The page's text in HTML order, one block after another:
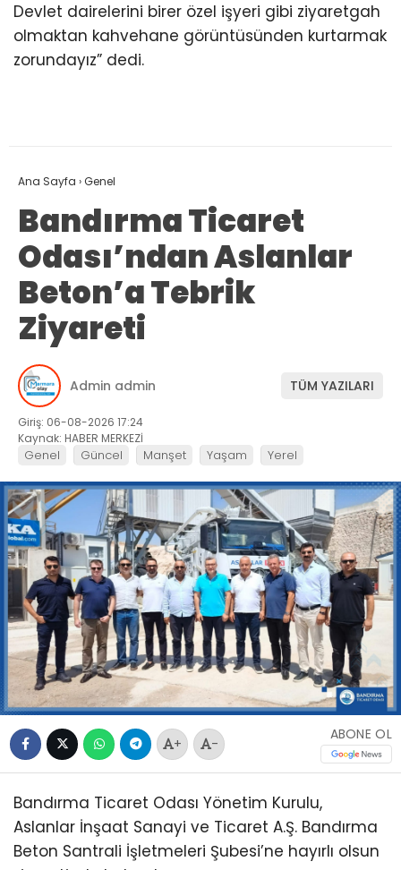
Devlet dairelerini birer özel işyeri gibi ziyaretgah
olmaktan kahvehane görüntüsünden kurtarmak
zorundayız” dedi.
Ana Sayfa ›Genel
Bandırma Ticaret
Odası’ndan Aslanlar
Beton’a Tebrik
Ziyareti
Admin admin TÜM YAZILARI
Giriş: 06-08-2026 17:24
Kaynak: HABER MERKEZİ
Genel Güncel Manşet Yaşam Yerel
+ -
ABONE OL
Bandırma Ticaret Odası Yönetim Kurulu,
Aslanlar İnşaat Sanayi ve Ticaret A.Ş. Bandırma
Beton Santrali İşletmeleri Şubesi’ne hayırlı olsun